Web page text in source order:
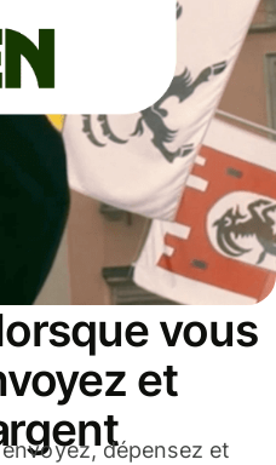
vous
et
dépensez et